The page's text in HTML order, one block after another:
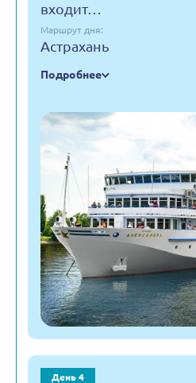
входит…
Маршрут дня:
Астрахань
Подробнее
День 4